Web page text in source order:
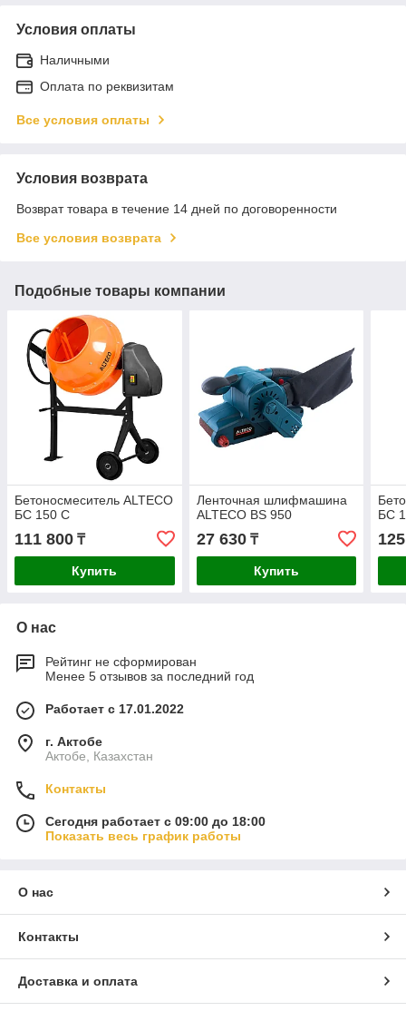
Условия оплаты
Наличными
Оплата по реквизитам
Все условия оплаты
Условия возврата
Возврат товара в течение 14 дней по договоренности
Все условия возврата
Подобные товары компании
Бетоносмеситель ALTECO
БС 150 С
111 800 ₸
Купить
Ленточная шлифмашина
ALTECO BS 950
27 630₸
Купить
БС
О нас
Рейтинг не сформирован
Менее 5 отзывов за последний год
Работает с 17.01.2022
г. Актобе
Актобе, Казахстан
Контакты
Сегодня работает с 09:00 до 18:00
Показать весь график работы
О нас
Контакты
Доставка и оплата